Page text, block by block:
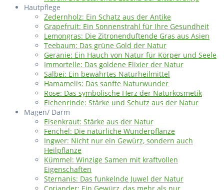
Hautpflege
Zedernholz: Ein Schatz aus der Antike
Grapefruit: Ein Sonnenstrahl für Ihre Gesundheit
Lemongras: Die Zitronenduftende Gras aus Asien
Teebaum: Das grüne Gold der Natur
Geranie: Ein Hauch von Natur für Körper und Seele
Immortelle: Das goldene Elixier der Natur
Salbei: Ein bewährtes Naturheilmittel
Hamamelis: Das sanfte Naturwunder
Rose: Das symbolische Herz der Naturkosmetik
Eichenrinde: Stärke und Schutz aus der Natur
Magen/ Darm
Eisenkraut: Stärke aus der Natur
Fenchel: Die natürliche Wunderpflanze
Ingwer: Nicht nur ein Gewürz, sondern auch
Heilpflanze
Kümmel: Winzige Samen mit kraftvollen
Eigenschaften
Sternanis: Das funkelnde Juwel der Natur